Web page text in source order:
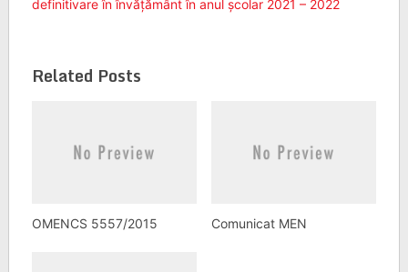
definitivare în învățământ în anul școlar 2021 – 2022
Related Posts
OMENCS 5557/2015 Comunicat MEN